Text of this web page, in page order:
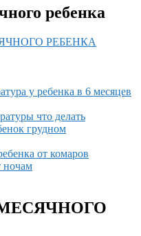
ребенка
РЕБЕНКА
у ребенка в 6 месяцев
что делать
грудном
от комаров
ночам